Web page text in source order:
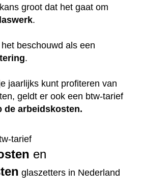
groot dat het gaat om
.
beschouwd als een
.
jaarlijks kunt profiteren van
geldt er ook een btw-tarief
de arbeidskosten.
tarief
en
glaszetters in Nederland